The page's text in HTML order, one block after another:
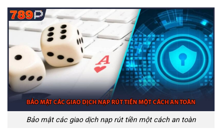
Bảo mật các giao dịch nạp rút tiền một cách an toàn